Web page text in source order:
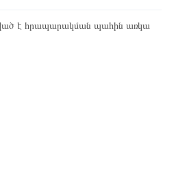
է հրապարակման պահին առկա